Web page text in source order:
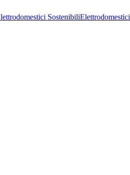
SostenibiliElettrodomestici